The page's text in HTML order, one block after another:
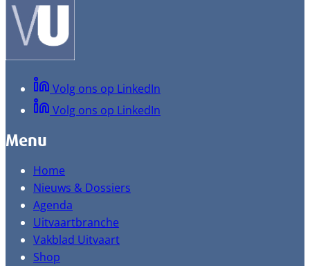
Volg ons op LinkedIn
Volg ons op LinkedIn
Menu
Home
Nieuws & Dossiers
Agenda
Uitvaartbranche
Vakblad Uitvaart
Shop